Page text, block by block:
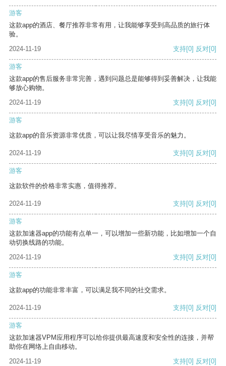
游客
这款app的酒店、餐厅推荐非常有用，让我能够享受到高品质的旅行体
验。
2024-11-19
支持[0] 反对[0]
游客
这款app的售后服务非常完善，遇到问题总是能够得到妥善解决，让我能
够放心购物。
2024-11-19
支持[0] 反对[0]
游客
这款app的音乐资源非常优质，可以让我尽情享受音乐的魅力。
2024-11-19 支持[0] 反对[0]
游客
这款软件的价格非常实惠，值得推荐。
2024-11-19 支持[0] 反对[0]
游客
这款加速器app的功能有点单一，可以增加一些新功能，比如增加一个自
动切换线路的功能。
2024-11-19
支持[0] 反对[0]
游客
这款app的功能非常丰富，可以满足我不同的社交需求。
2024-11-19 支持[0] 反对[0]
游客
这款加速器VPM应用程序可以给你提供最高速度和安全性的连接，并帮
助你在网络上自由移动。
2024-11-19
支持[0] 反对[0]